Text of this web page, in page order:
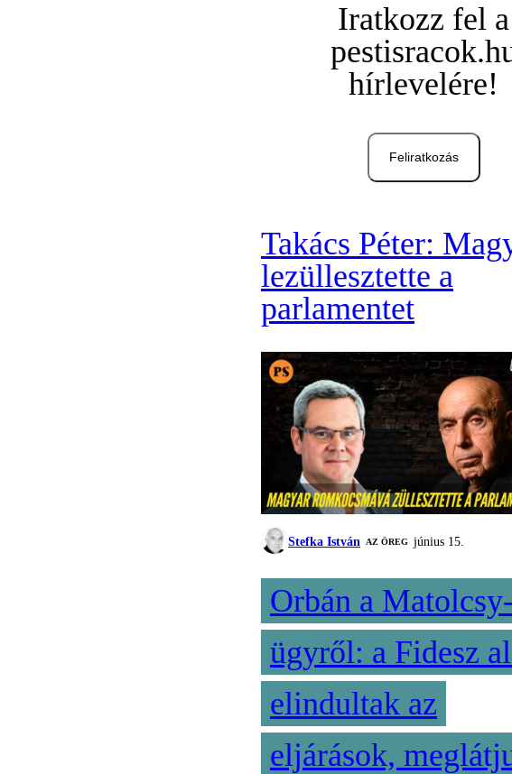
Iratkozz fel a
hírlevelére!
Feliratkozás
Takács Péter:
lezüllesztette a
parlamentet
Stefka István AZ ÖREG június 15.
Orbán a
ügyről: a Fidesz
elindultak az
eljárások,